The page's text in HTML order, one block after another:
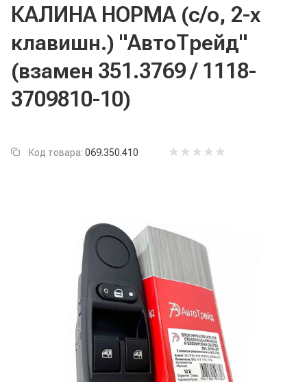
КАЛИНА НОРМА (с/о, 2-х
клавишн.) "АвтоТрейд"
(взамен 351.3769 / 1118-
3709810-10)
Код товара: 069.350.410